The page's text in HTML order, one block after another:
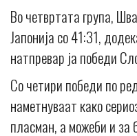
Во четвртата група,
Јапонија со 41:31,
натпревар ја победи
Со четири победи по
наметнуваат како
пласман, а можеби и за